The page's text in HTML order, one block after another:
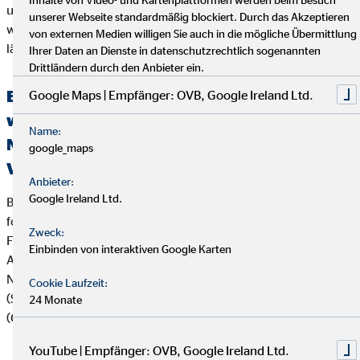
unser Unternehmen nicht zu seiner Zufriedenheit abgeholfen
werden konnte, oder unser Unternehmen seine Beschwerde
länger als zwei Monate nicht bearbeitet hat.
Erklärung über die Berücksichtigung der
wichtigsten nachteiligen Auswirkungen auf
Nachhaltigkeitsfaktoren bei der
Versicherungs- und Finanzanlagenberatung
Bei der Beratung zu Versicherungsanlageprodukten (z.B.
fondsgebundenen Lebens- und Rentenversicherungen) und
Finanzanlageprodukten verfolgt die OVB Vermögensberatung
AG die folgende Strategie zur Berücksichtigung von
Nachhaltigkeitsaspekten wie Umwelt (Environment), Soziales
(Social) und verantwortungsvolle Unternehmensführung
(Governance):
unserer Webseite standardmäßig blockiert. Durch das Akzeptieren
von externen Medien willigen Sie auch in die mögliche Übermittlung
Ihrer Daten an Dienste in datenschutzrechtlich sogenannten
Drittländern durch den Anbieter ein.
Google Maps | Empfänger: OVB, Google Ireland Ltd.
Name:
google_maps
Anbieter:
Google Ireland Ltd.
Zweck:
Einbinden von interaktiven Google Karten
Cookie Laufzeit:
24 Monate
YouTube | Empfänger: OVB, Google Ireland Ltd.